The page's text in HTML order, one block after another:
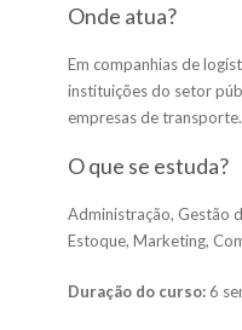
Onde atua?
Em companhias de
instituições do setor
empresas de transporte.
O que se estuda?
Administração, Gestão
Estoque, Marketing,
Duração do curso:6